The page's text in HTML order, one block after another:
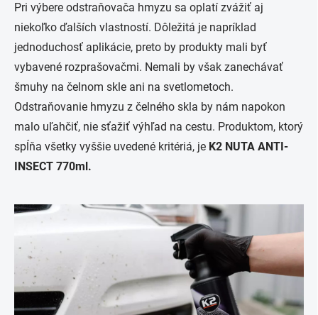
Pri výbere odstraňovača hmyzu sa oplatí zvážiť aj
niekoľko ďalších vlastností. Dôležitá je napríklad
jednoduchosť aplikácie, preto by produkty mali byť
vybavené rozprašovačmi. Nemali by však zanechávať
šmuhy na čelnom skle ani na svetlometoch.
Odstraňovanie hmyzu z čelného skla by nám napokon
malo uľahčiť, nie sťažiť výhľad na cestu. Produktom, ktorý
spĺňa všetky vyššie uvedené kritériá, je K2 NUTA ANTI-
INSECT 770ml.